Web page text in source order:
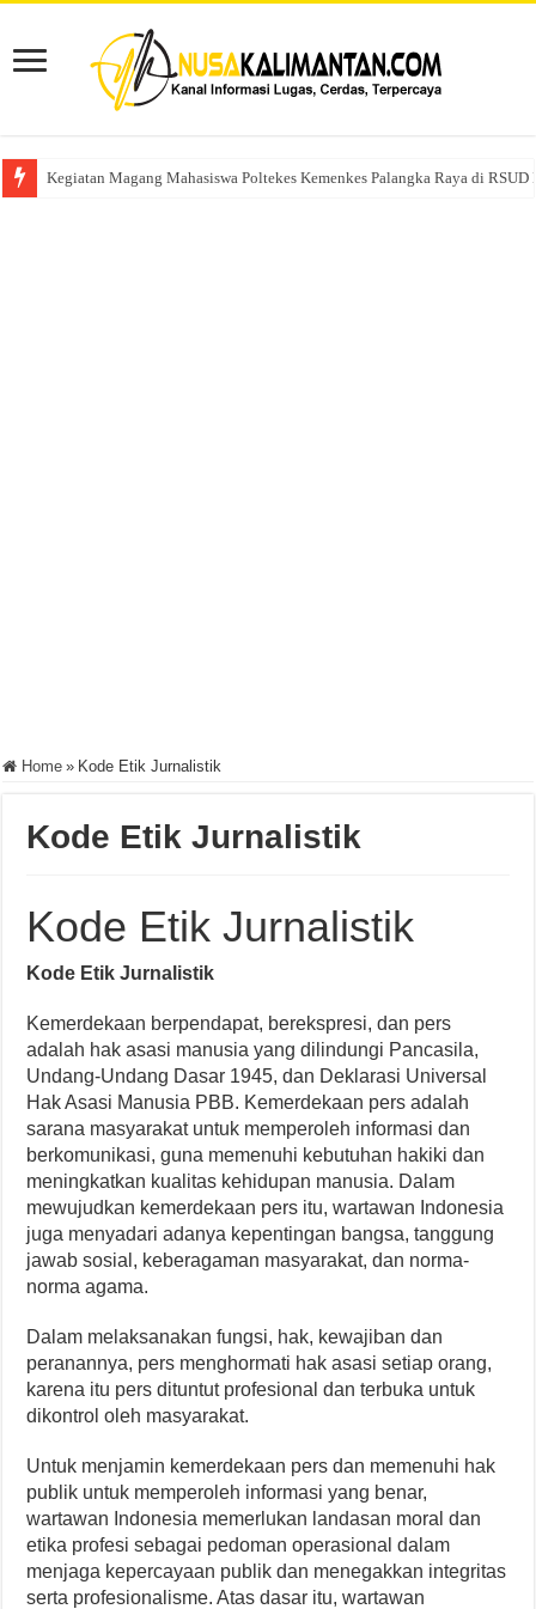
Kegiatan Magang Mahasiswa Poltekes Kemenkes Palangka Raya di RSUD
Home » Kode Etik Jurnalistik
Kode Etik Jurnalistik
Kode Etik Jurnalistik
Kode Etik Jurnalistik
Kemerdekaan berpendapat, berekspresi, dan pers
adalah hak asasi manusia yang dilindungi Pancasila,
Undang-Undang Dasar 1945, dan Deklarasi Universal
Hak Asasi Manusia PBB. Kemerdekaan pers adalah
sarana masyarakat untuk memperoleh informasi dan
berkomunikasi, guna memenuhi kebutuhan hakiki dan
meningkatkan kualitas kehidupan manusia. Dalam
mewujudkan kemerdekaan pers itu, wartawan Indonesia
juga menyadari adanya kepentingan bangsa, tanggung
jawab sosial, keberagaman masyarakat, dan norma-
norma agama.
Dalam melaksanakan fungsi, hak, kewajiban dan
peranannya, pers menghormati hak asasi setiap orang,
karena itu pers dituntut profesional dan terbuka untuk
dikontrol oleh masyarakat.
Untuk menjamin kemerdekaan pers dan memenuhi hak
publik untuk memperoleh informasi yang benar,
wartawan Indonesia memerlukan landasan moral dan
etika profesi sebagai pedoman operasional dalam
menjaga kepercayaan publik dan menegakkan integritas
serta profesionalisme. Atas dasar itu, wartawan